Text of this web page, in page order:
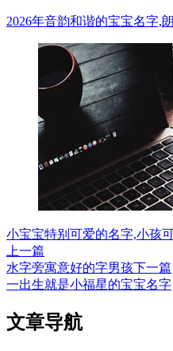
2026年音韵和谐的宝宝名字,
小宝宝特别可爱的名字,小孩
上一篇
水字旁寓意好的字男孩下一篇
一出生就是小福星的宝宝名字
文章导航